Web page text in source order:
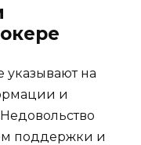
указывают на
и
поддержки и